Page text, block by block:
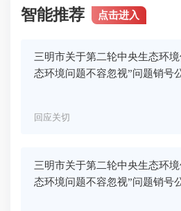
智能推荐 点击进入
三明市关于第二轮中央生态环
态环境问题不容忽视”问题销号
回应关切
三明市关于第二轮中央生态环
态环境问题不容忽视”问题销号